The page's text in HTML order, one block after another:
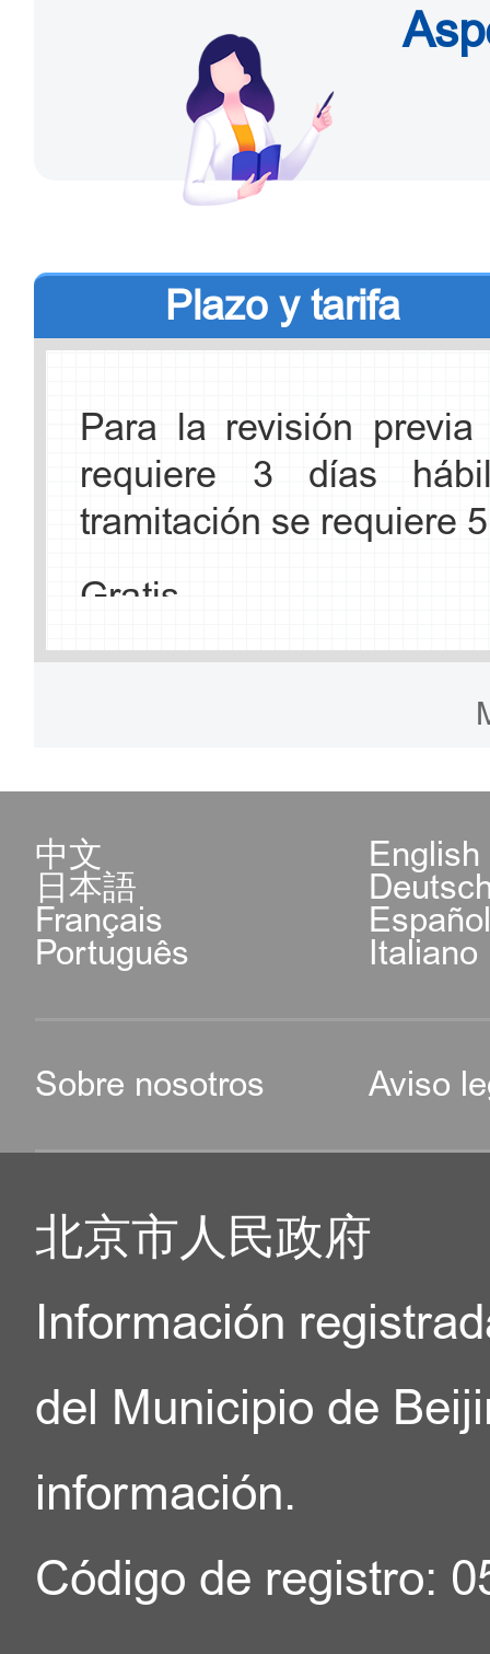
distrito Chaoyang
Dirección: unidad A,
Jiangtai
viernes.
3. Centro de Servicio
Distrito Haidian (Nota:
distrito Haidian pueden
Dirección: No.73, calle
(piso 2,Centro de
Distrito Haidian,
Humanos de
Horario de atención: de
de lunes a viernes.
Contacto: +86-10-
4. Departamento de
Social del Distrito
registradas en el
centro)
Dirección: No.16, calle
(Piso 3, Salón Este,
Seguridad Social del
Horario: de 9:00 a
Plazo y tarifa
Para la revisión
requiere 3 días
tramitación se requiere
Gratis
中文 English
日本語
Français
Português Italiano
Sobre nosotros Aviso
北京市人民政府
Información
del Municipio de
información.
Código de registro: